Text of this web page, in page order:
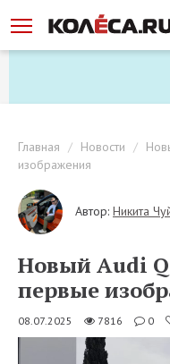
Главная Новости
изображения
Автор: Никита
Новый Audi
первые
08.07.2025 7816 0